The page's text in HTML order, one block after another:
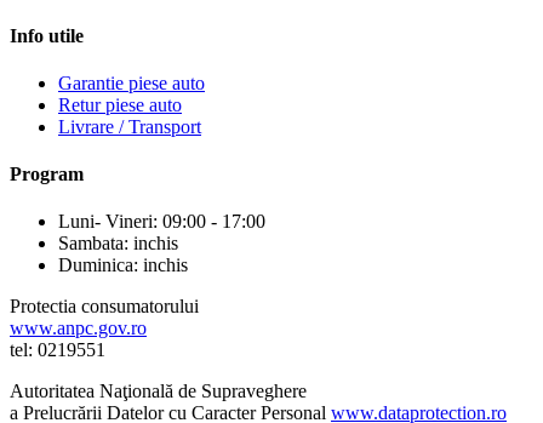
Info utile
Garantie piese auto
Retur piese auto
Livrare / Transport
Program
Luni- Vineri: 09:00 - 17:00
Sambata: inchis
Duminica: inchis
Protectia consumatorului
www.anpc.gov.ro
tel: 0219551
Autoritatea Naţională de Supraveghere
a Prelucrării Datelor cu Caracter Personal www.dataprotection.ro